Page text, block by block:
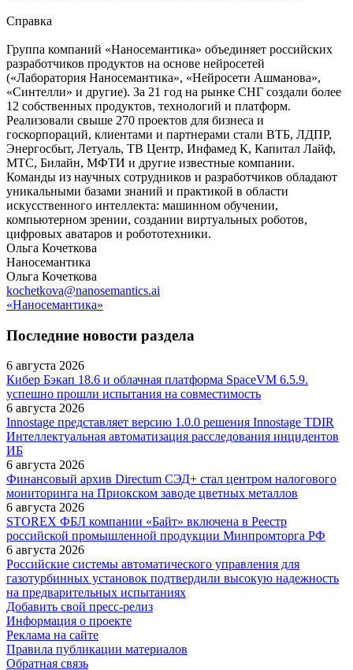
Справка
Группа компаний «Наносемантика» объединяет российских
разработчиков продуктов на основе нейросетей
(«Лаборатория Наносемантика», «Нейросети Ашманова»,
«Синтелли» и другие). За 21 год на рынке СНГ создали более
12 собственных продуктов, технологий и платформ.
Реализовали свыше 270 проектов для бизнеса и
госкорпораций, клиентами и партнерами стали ВТБ, ЛДПР,
Энергосбыт, Летуаль, ТВ Центр, Инфамед К, Капитал Лайф,
МТС, Билайн, МФТИ и другие известные компании.
Команды из научных сотрудников и разработчиков обладают
уникальными базами знаний и практикой в области
искусственного интеллекта: машинном обучении,
компьютерном зрении, создании виртуальных роботов,
цифровых аватаров и робототехники.
Ольга Кочеткова
Наносемантика
Ольга Кочеткова
kochetkova@nanosemantics.ai
«Наносемантика»
Последние новости раздела
6 августа 2026
Кибер Бэкап 18.6 и облачная платформа SpaceVM 6.5.9.
успешно прошли испытания на совместимость
6 августа 2026
Innostage представляет версию 1.0.0 решения Innostage TDIR
Интеллектуальная автоматизация расследования инцидентов
ИБ
6 августа 2026
Финансовый архив Directum СЭД+ стал центром налогового
мониторинга на Приокском заводе цветных металлов
6 августа 2026
STOREX ФБЛ компании «Байт» включена в Реестр
российской промышленной продукции Минпромторга РФ
6 августа 2026
Российские системы автоматического управления для
газотурбинных установок подтвердили высокую надежность
на предварительных испытаниях
Добавить свой пресс-релиз
Информация о проекте
Реклама на сайте
Правила публикации материалов
Обратная связь